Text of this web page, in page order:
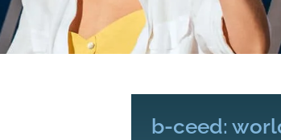
b-ceed: